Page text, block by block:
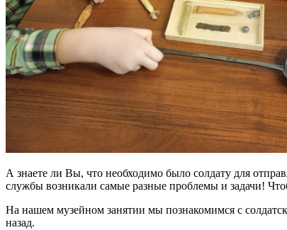
А знаете ли Вы, что необходимо было солдату для
службы возникали самые разные проблемы и задачи!
На нашем музейном занятии мы познакомимся с
назад.